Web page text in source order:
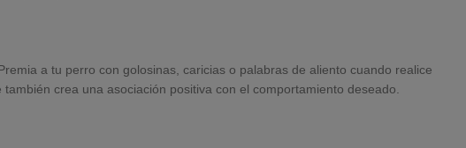
a tu perro con golosinas, caricias o palabras de aliento cuando realice
crea una asociación positiva con el comportamiento deseado.